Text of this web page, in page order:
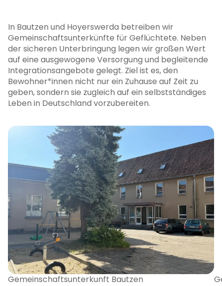
In Bautzen und Hoyerswerda betreiben wir
Gemeinschaftsunterkünfte für Geflüchtete. Neben
der sicheren Unterbringung legen wir großen Wert
auf eine ausgewogene Versorgung und begleitende
Integrationsangebote gelegt. Ziel ist es, den
Bewohner*innen nicht nur ein Zuhause auf Zeit zu
geben, sondern sie zugleich auf ein selbstständiges
Leben in Deutschland vorzubereiten.
Gemeinschaftsunterkunft Bautzen